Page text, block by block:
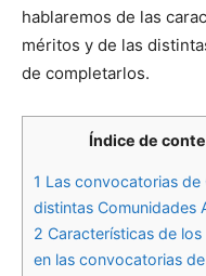
hablaremos de las
méritos y de las
de completarlos.
Índice de
1 Las convocatorias de
distintas Comunidades
2 Características de
en las convocatorias